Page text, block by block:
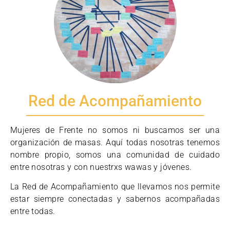
Red de Acompañamiento
Mujeres de Frente no somos ni buscamos ser una
organización de masas. Aquí todas nosotras tenemos
nombre propio, somos una comunidad de cuidado
entre nosotras y con nuestrxs wawas y jóvenes.
La Red de Acompañamiento que llevamos nos permite
estar siempre conectadas y sabernos acompañadas
entre todas.